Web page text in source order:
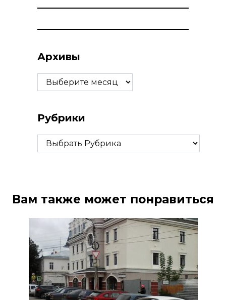
Архивы
Архивы
Рубрики
Рубрики
Вам также может понравиться